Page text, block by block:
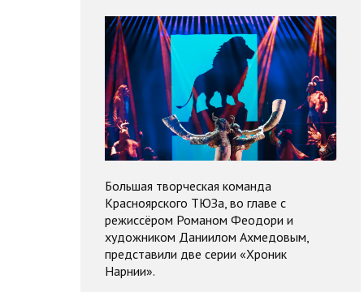
Большая творческая команда
Красноярского ТЮЗа, во главе с
режиссёром Романом Феодори и
художником Даниилом Ахмедовым,
представили две серии «Хроник
Нарнии».